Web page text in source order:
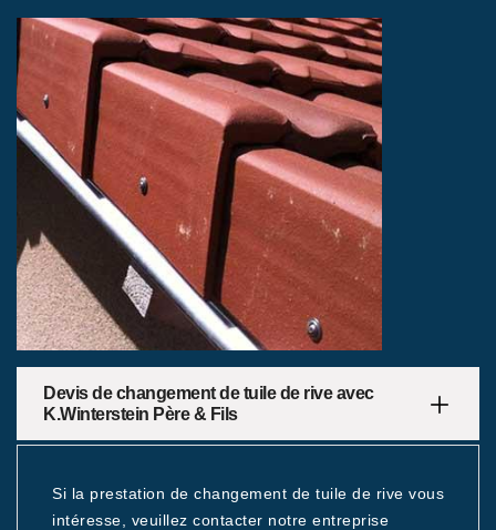
Devis de changement de tuile de rive avec
K.Winterstein Père & Fils
Si la prestation de changement de tuile de rive vous
intéresse, veuillez contacter notre entreprise